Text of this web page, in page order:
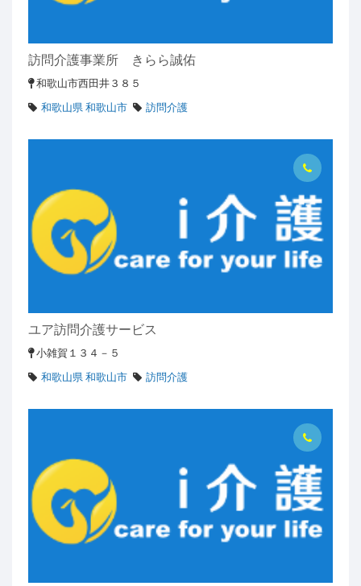
訪問介護事業所 きらら誠佑
和歌山市西田井３８５
和歌山県 和歌山市
訪問介護
ユア訪問介護サービス
小雑賀１３４－５
和歌山県 和歌山市
訪問介護